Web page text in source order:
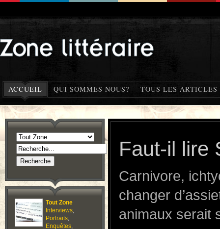
ACCUEIL QUI SOMMES NOUS? TOUS LES ARTICLES
Tout Zone
Interviews,
Portraits,
Enquêtes,
Faut-il lire
Carnivore,
changer
animaux serait